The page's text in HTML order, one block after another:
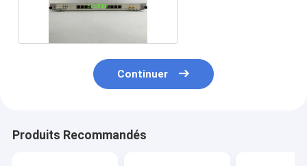
Continuer
Produits Recommandés